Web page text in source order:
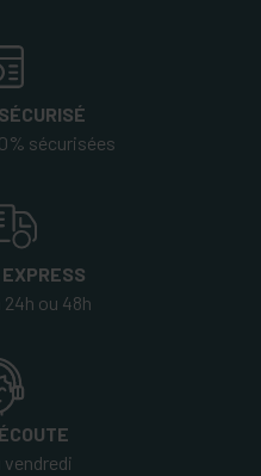
sécurisées
24h ou 48h
vendredi